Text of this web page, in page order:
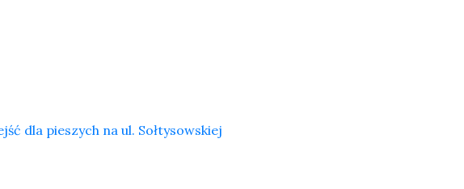
dla pieszych na ul. Sołtysowskiej